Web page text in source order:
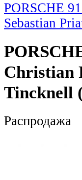
PORSCHE
Sebastian
Christian
Tincknell
Распродажа